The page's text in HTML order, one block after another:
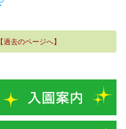
【過去のページへ】